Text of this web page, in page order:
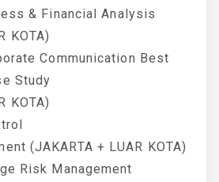
& Financial Analysis
KOTA)
Communication Best
Study
KOTA)
(JAKARTA + LUAR KOTA)
Risk Management